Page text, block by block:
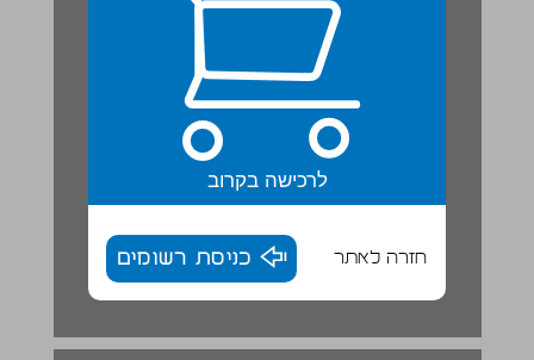
לרכישה בקרוב
חזרה לאתר כניסת רשומים
עַכְבַּר הָעִיר וְעַכְבַּר הַכְּפָר / אֵזוֹפּוּס ... 17